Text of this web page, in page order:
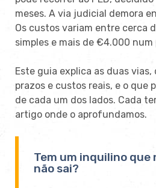
meses. A via judicial demora
Os custos variam entre cerca
simples e mais de €4.000
Este guia explica as duas
prazos e custos reais, e o que
de cada um dos lados. Cada
artigo onde o aprofundamos.
Tem um inquilino que
não sai?